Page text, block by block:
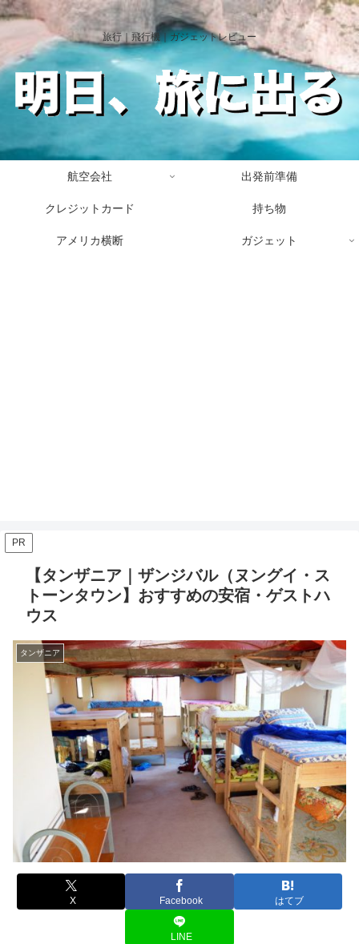
旅行｜飛行機｜ガジェットレビュー
航空会社 出発前準備
クレジットカード 持ち物
アメリカ横断 ガジェット
PR
【タンザニア｜ザンジバル（ヌングイ・ス
トーンタウン】おすすめの安宿・ゲストハ
ウス
タンザニア
X Facebook はてブ
LINE